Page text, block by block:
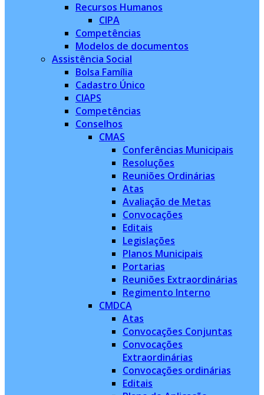
Recursos Humanos
CIPA
Competências
Modelos de documentos
Assistência Social
Bolsa Família
Cadastro Único
CIAPS
Competências
Conselhos
CMAS
Conferências Municipais
Resoluções
Reuniões Ordinárias
Atas
Avaliação de Metas
Convocações
Editais
Legislações
Planos Municipais
Portarias
Reuniões Extraordinárias
Regimento Interno
CMDCA
Atas
Convocações Conjuntas
Convocações
Extraordinárias
Convocações ordinárias
Editais